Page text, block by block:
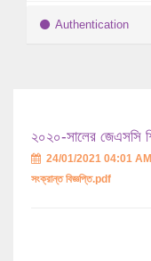
Authentication
২০২০-সালের জেএসসি
24/01/2021 04:01
সংক্রান্ত বিজ্ঞপ্তি.pdf